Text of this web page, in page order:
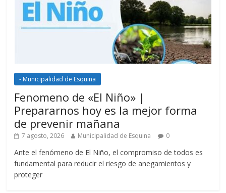
- Municipalidad de Esquina
Fenomeno de «El Niño» |
Prepararnos hoy es la mejor forma
de prevenir mañana
7 agosto, 2026 Municipalidad de Esquina 0
Ante el fenómeno de El Niño, el compromiso de todos es
fundamental para reducir el riesgo de anegamientos y
proteger